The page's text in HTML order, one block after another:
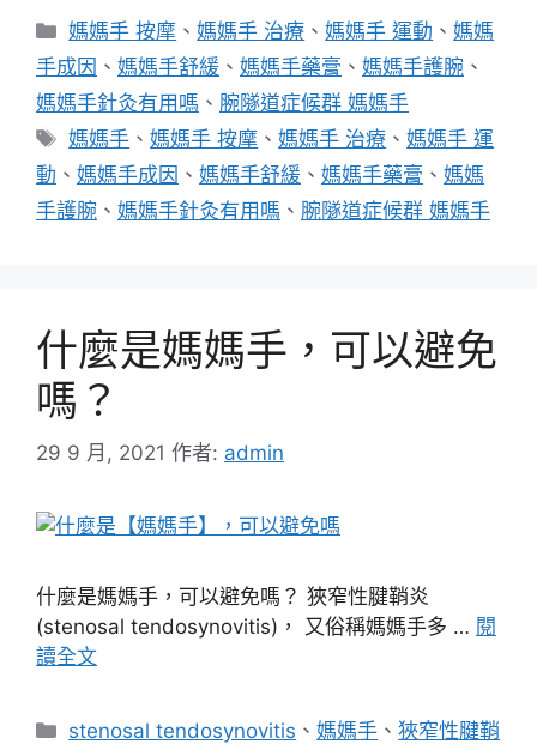
分
類
媽媽手 按摩 、媽媽手 治療 、媽媽手 運動 、媽媽
手成因 、 媽媽手舒緩 、 媽媽手藥膏 、 媽媽手護腕 、
媽媽手針灸有用嗎 、 腕隧道症候群 媽媽手
標
籤
媽媽手 、媽媽手 按摩 、媽媽手 治療 、媽媽手 運
動 、 媽媽手成因 、 媽媽手舒緩 、 媽媽手藥膏 、 媽媽
手護腕 、 媽媽手針灸有用嗎 、 腕隧道症候群 媽媽手
什麼是媽媽手，可以避免
嗎？
29 9 月, 2021 作者: admin
什麼是媽媽手，可以避免嗎？ 狹窄性腱鞘炎
(stenosal tendosynovitis)， 又俗稱媽媽手多 … 閱
讀全文
分
stenosal tendosynovitis 、媽媽手 、狹窄性腱鞘